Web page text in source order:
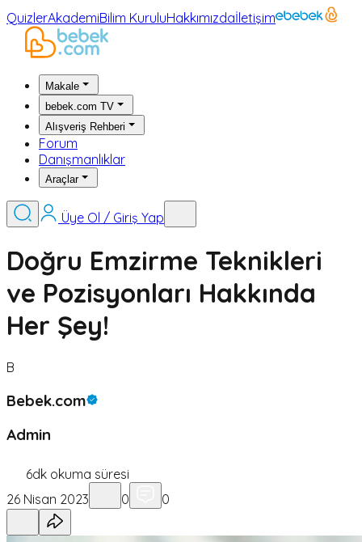
QuizlerAkademiBilim KuruluHakkımızdaİletişim
Makale
bebek.com TV
Alışveriş Rehberi
Forum
Danışmanlıklar
Araçlar
Üye Ol / Giriş Yap
Doğru Emzirme Teknikleri
ve Pozisyonları Hakkında
Her Şey!
B
Bebek.com
Admin
6dk okuma süresi
26 Nisan 2023
0 0